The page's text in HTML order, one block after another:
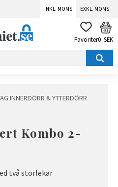
INKL. MOMS EXKL. MOMS
FAVORITER
0 SEK
INNERDÖRR & YTTERDÖRR
Kombo 2-
två storlekar